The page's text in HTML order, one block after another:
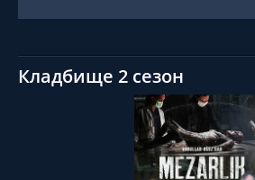
Кладбище 2 сезон